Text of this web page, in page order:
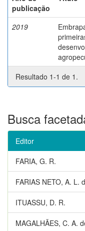
publicação
2019
Resultado 1-1 de 1.
Busca
Editor
FARIA, G. R.
FARIAS NETO, A. L.
ITUASSU, D. R.
MAGALHÃES, C. A.